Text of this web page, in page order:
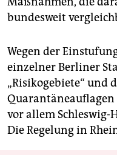
bundesweit
Wegen der
einzelner Berliner
„Risikogebiete“ und
vor allem
Die Regelung in